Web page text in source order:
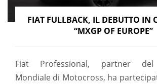
FIAT FULLBACK, IL DEBUTTO IN
“MXGP OF EUROPE”
Fiat Professional, partner del
Mondiale di Motocross, ha